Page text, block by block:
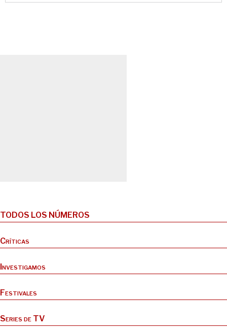
TODOS LOS NÚMEROS
Críticas
Investigamos
Festivales
Series de TV